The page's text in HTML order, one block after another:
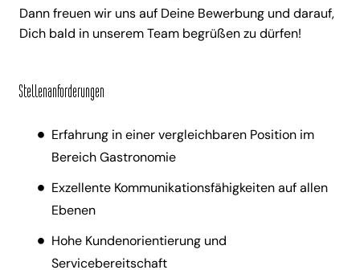
Dann freuen wir uns auf Deine Bewerbung und darauf,
Dich bald in unserem Team begrüßen zu dürfen!
Stellenanforderungen
Erfahrung in einer vergleichbaren Position im
Bereich Gastronomie
Exzellente Kommunikationsfähigkeiten auf allen
Ebenen
Hohe Kundenorientierung und
Servicebereitschaft